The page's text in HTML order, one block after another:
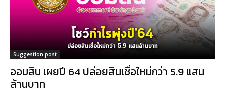
Suggestion post
ออมสิน เผยปี 64 ปล่อยสินเชื่อใหม่กว่า 5.9 แสน
ล้านบาท